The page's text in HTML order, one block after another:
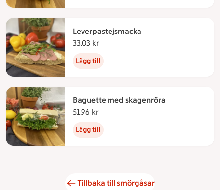
Leverpastejsmacka
33.03 kr
Lägg till
Baguette med skagenröra
51.96 kr
Lägg till
Tillbaka till smörgåsar